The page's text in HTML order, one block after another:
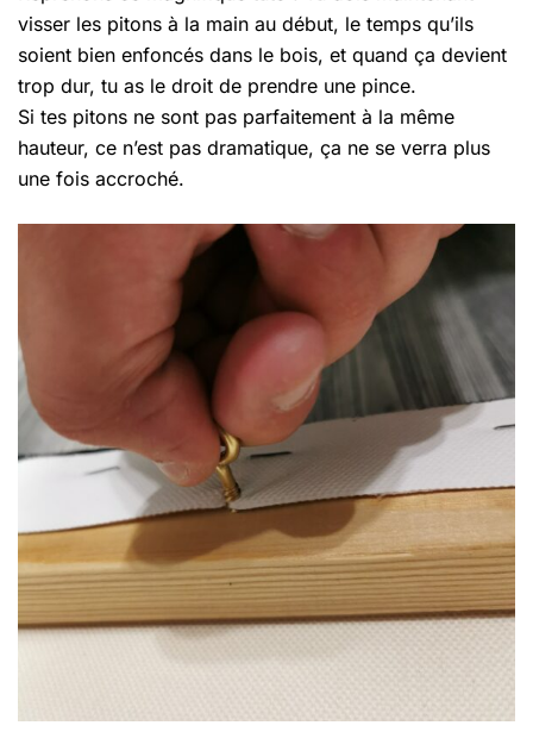
visser les pitons à la main au début, le temps qu’ils
soient bien enfoncés dans le bois, et quand ça devient
trop dur, tu as le droit de prendre une pince.
Si tes pitons ne sont pas parfaitement à la même
hauteur, ce n’est pas dramatique, ça ne se verra plus
une fois accroché.